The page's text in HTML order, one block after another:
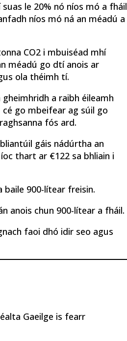
le 20% nó níos mó a fháil
níos mó ná an méadú a
CO2 i mbuiséad mhí
méadú go dtí anois ar
ola théimh tí.
a raibh éileamh
go mbeifear ag súil go
fós ard.
gáis nádúrtha an
thart ar €122 sa bhliain i
baile 900-lítear freisin.
anois chun 900-lítear a fháil.
faoi dhó idir seo agus
Gaeilge is fearr